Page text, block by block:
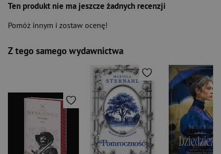
Ten produkt nie ma jeszcze żadnych recenzji
Pomóż innym i zostaw ocenę!
Z tego samego wydawnictwa